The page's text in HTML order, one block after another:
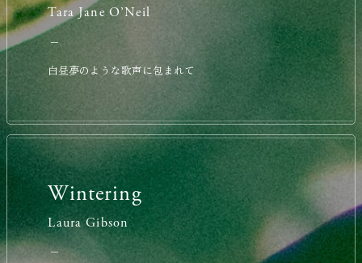
Tara Jane O’Neil
白昼夢のような歌声に包まれて
Wintering
Laura Gibson